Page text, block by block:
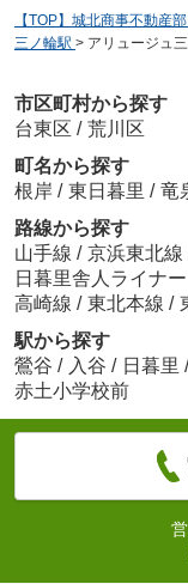
【TOP】城北商事不動産部
三ノ輪駅 > アリュージュ
市区町村から探す
台東区 / 荒川区
町名から探す
根岸 / 東日暮里 / 竜
路線から探す
山手線 / 京浜東北線
日暮里舎人ライナー
高崎線 / 東北本線 /
駅から探す
鶯谷 / 入谷 / 日暮里 /
赤土小学校前